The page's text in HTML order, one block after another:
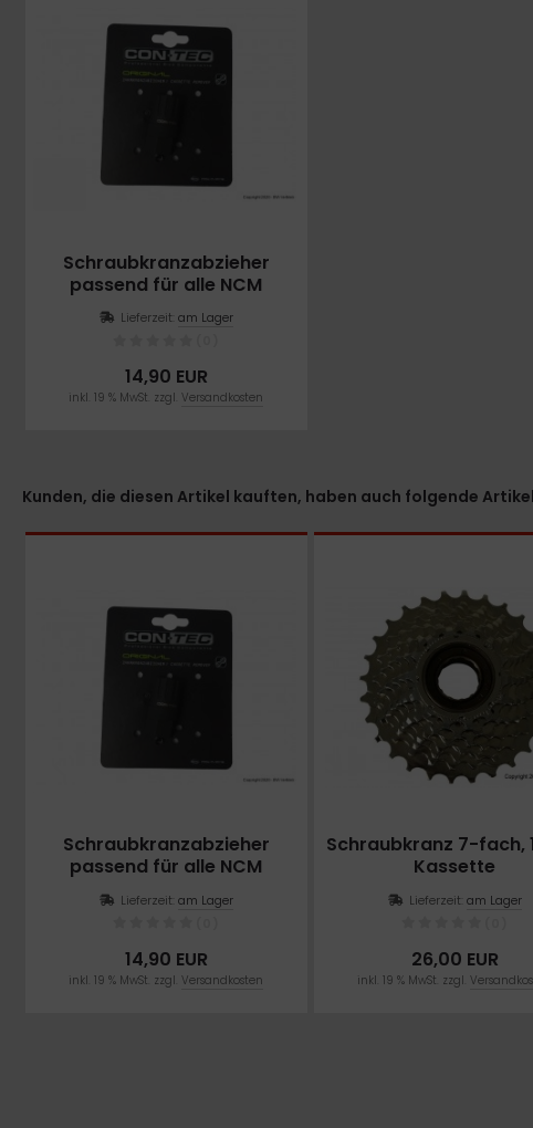
Schraubkranzabzieher
passend für alle NCM
Modelle
Lieferzeit: am Lager
14,90 EUR
inkl. 19 % MwSt. zzgl.Versandkosten
Kunden, die diesen Artikel kauften, haben auch folgende
Schraubkranzabzieher
passend für alle NCM
Lieferzeit: am Lager
14,90 EUR
inkl. 19 % MwSt. zzgl.Versandkosten
Schraubkranz 7-fach,
Kassette
Lieferzeit: am Lager
26,00 EUR
inkl. 19 % MwSt. zzgl.